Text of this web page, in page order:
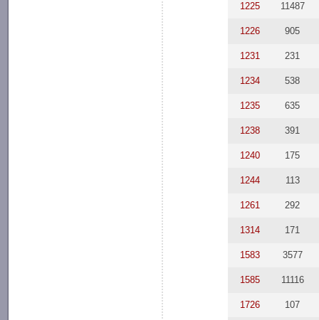
1225 11487
1226 905
1231 231
1234 538
1235 635
1238 391
1240 175
1244 113
1261 292
1314 171
1583 3577
1585 11116
1726 107